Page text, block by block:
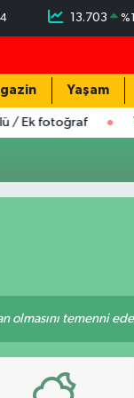
13.703 %
Yaşam
fotoğraf
olmasını temenni